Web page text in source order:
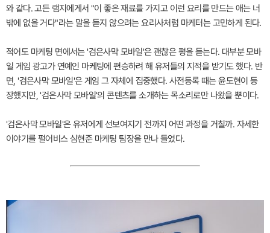
와 같다. 고든 램지에게서 "이 좋은 재료를 가지고 이런 요리를 만드는 애는 너
밖에 없을 거다"라는 말을 듣지 않으려는 요리사처럼 마케터는 고민하게 된다.
적어도 마케팅 면에서는 '검은사막 모바일'은 괜찮은 평을 듣는다. 대부분 모바
일 게임 광고가 연예인 마케팅에 편승하려 해 유저들의 지적을 받기도 했다. 반
면, '검은사막 모바일'은 게임 그 자체에 집중했다. 사전등록 때는 윤도현이 등
장했지만, '검은사막 모바일'의 콘텐츠를 소개하는 목소리로만 나왔을 뿐이다.
'검은사막 모바일'은 유저에게 선보여지기 전까지 어떤 과정을 거칠까. 자세한
이야기를 펄어비스 심현준 마케팅 팀장을 만나 들었다.